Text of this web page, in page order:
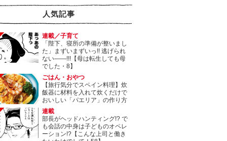
人気記事
連載／子育て
「陛下、寝所の準備が整いまし
た」まずいまずいっ!! 逃げられ
ない――!!!【母は転生しても母
でした・8】
ごはん・おやつ
【旅行気分でスペイン料理】炊
飯器に材料を入れて炊くだけで
おいしい「パエリア」の作り方
連載
部長がヘッドハンティング!? で
も会話の中身は子どものオペレ
ーション!?【こんな上司と働き